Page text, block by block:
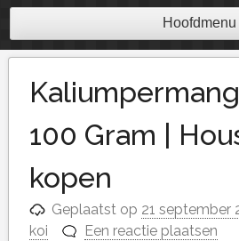
Hoofdmenu
100 Gram |
kopen
Geplaatst op 21 september
koi
Een reactie plaatsen